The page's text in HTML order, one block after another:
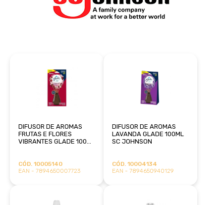
DIFUSOR DE AROMAS
FRUTAS E FLORES
VIBRANTES GLADE 100ML
CÓD. 10005140
EAN - 7894650007723
DIFUSOR DE AROMAS
LAVANDA GLADE 100ML
SC JOHNSON
CÓD. 10004134
EAN - 7894650940129